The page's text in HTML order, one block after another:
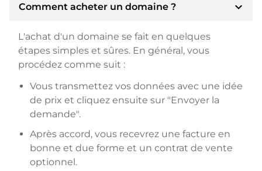
Comment acheter un domaine ? expand_more
L'achat d'un domaine se fait en quelques
étapes simples et sûres. En général, vous
procédez comme suit :
Vous transmettez vos données avec une idée
de prix et cliquez ensuite sur "Envoyer la
demande".
Après accord, vous recevrez une facture en
bonne et due forme et un contrat de vente
optionnel.